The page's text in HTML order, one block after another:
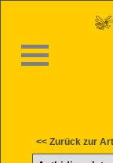
<< Zurück zur